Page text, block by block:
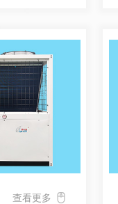
查看更多